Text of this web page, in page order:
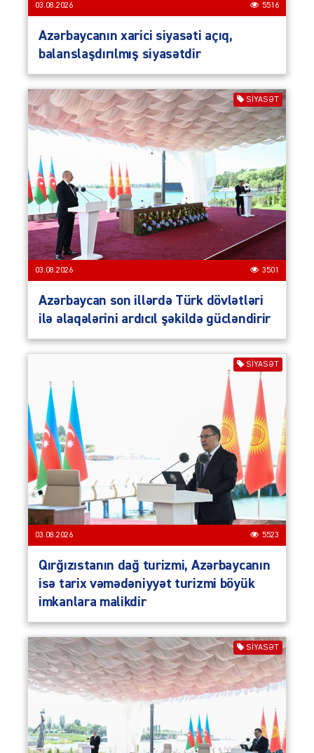
03.08.2026 5516
Azərbaycanın xarici siyasəti açıq,
balanslaşdırılmış siyasətdir
SIYASƏT
03.08.2026 3501
Azərbaycan son illərdə Türk dövlətləri
ilə əlaqələrini ardıcıl şəkildə gücləndirir
SIYASƏT
03.08.2026 5523
Qırğızıstanın dağ turizmi, Azərbaycanın
isə tarix vəmədəniyyət turizmi böyük
imkanlara malikdir
SIYASƏT